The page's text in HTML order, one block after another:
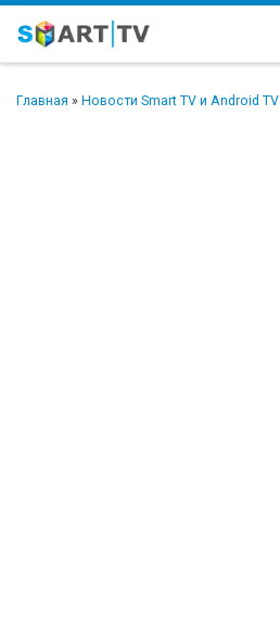
Перейти к содержимому
Главная » Новости Smart TV и Android TV